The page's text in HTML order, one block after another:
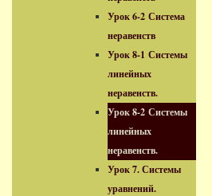
Урок 6-2 Система
неравенств
Урок 8-1 Системы
линейных
неравенств.
Урок 8-2 Системы
линейных
неравенств.
Урок 7. Системы
уравнений.